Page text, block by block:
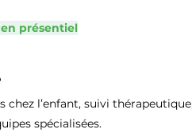
présentiel
l’enfant, suivi
spécialisées.